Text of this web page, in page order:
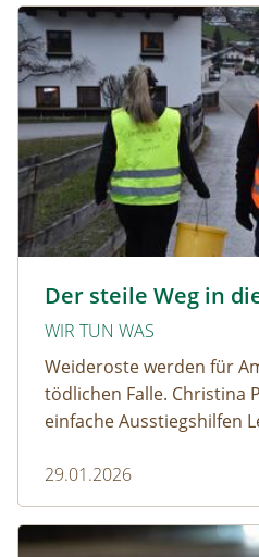
Der steile Weg in
WIR TUN WAS
Weideroste werden für
tödlichen Falle. Christina
einfache Ausstiegshilfen
Aufwand.
29.01.2026
Der steile Weg in die Freiheit
Wenn der Weiderost zur